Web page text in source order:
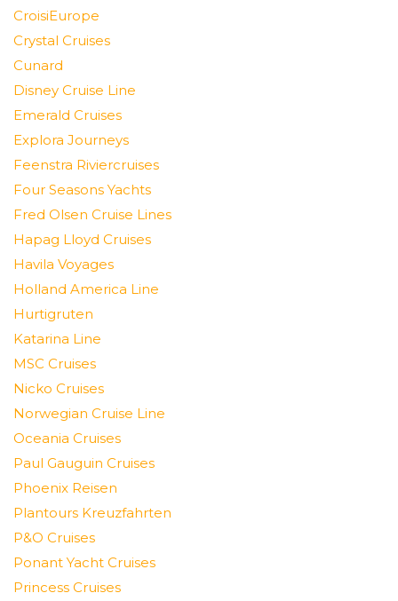
CroisiEurope
Crystal Cruises
Cunard
Disney Cruise Line
Emerald Cruises
Explora Journeys
Feenstra Riviercruises
Four Seasons Yachts
Fred Olsen Cruise Lines
Hapag Lloyd Cruises
Havila Voyages
Holland America Line
Hurtigruten
Katarina Line
MSC Cruises
Nicko Cruises
Norwegian Cruise Line
Oceania Cruises
Paul Gauguin Cruises
Phoenix Reisen
Plantours Kreuzfahrten
P&O Cruises
Ponant Yacht Cruises
Princess Cruises